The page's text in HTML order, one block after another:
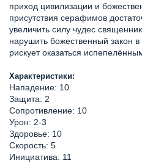
приход цивилизации и
присутствия серафимов
увеличить силу чудес
нарушить божественный закон в
рискует оказаться
Характеристики:
Нападение: 10
Защита: 2
Сопротивление: 10
Урон: 2-3
Здоровье: 10
Скорость: 5
Инициатива: 11